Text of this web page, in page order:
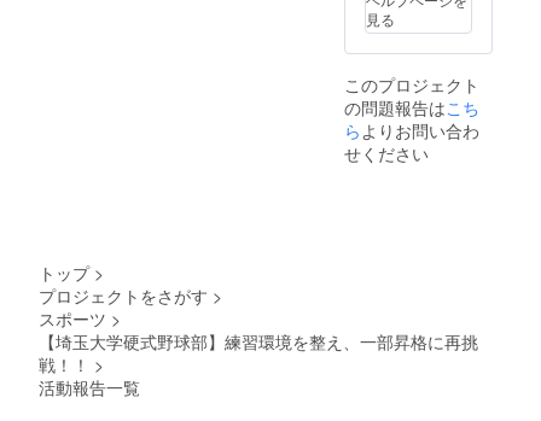
ところ
はご考
慮いた
すと幸
いで
す。
だきた
いで
す。 ※T
の写真
は選手
が使用
してい
るもの
慮いた
だけま
いただ
きま
す。
名前刺
繍入り
埼玉大
学硬式
野球部T
ンが紺
色で文
見る
このプロジェクト
の問題報告はこち
ら よりお問い合わ
せください
トップ >
プロジェクトをさがす >
スポーツ >
【埼玉大学硬式野球部】練習環境を整え、一部昇格に再挑
戦！！ >
活動報告一覧